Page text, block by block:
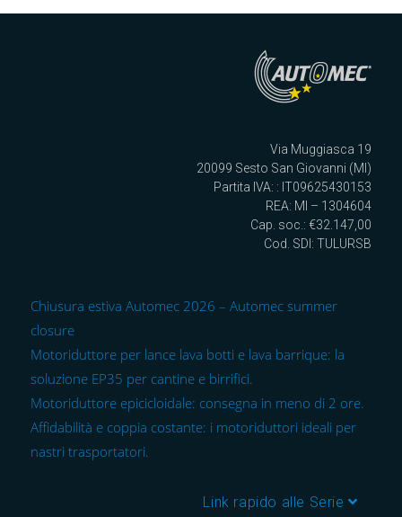
Via Muggiasca 19
20099 Sesto San Giovanni (MI)
Partita IVA: : IT09625430153
REA: MI – 1304604
Cap. soc.: €32.147,00
Cod. SDI: TULURSB
Chiusura estiva Automec 2026 – Automec summer
closure
Motoriduttore per lance lava botti e lava barrique: la
soluzione EP35 per cantine e birrifici.
Motoriduttore epicicloidale: consegna in meno di 2 ore.
Affidabilità e coppia costante: i motoriduttori ideali per
nastri trasportatori.
Link rapido alle Serie